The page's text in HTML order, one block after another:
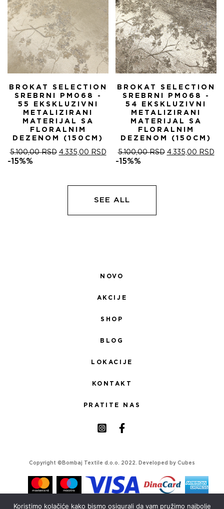
BROKAT SELECTION
SREBRNI PM068 -
55 EKSKLUZIVNI
METALIZIRANI
MATERIJAL SA
FLORALNIM
DEZENOM (150CM)
5.100,00RSD ОРИГИНАЛНА
5.100,00 RSD.
4.335,00 RSDТРЕНУТНА
ЦЕНА
-15%%
BROKAT SELECTION
SREBRNI PM068 -
54 EKSKLUZIVNI
METALIZIRANI
MATERIJAL SA
FLORALNIM
DEZENOM (150CM)
5.100,00RSD ОРИГИНАЛНА
4.335,00 RSD
-15%%
SEE ALL
NOVO
AKCIJE
SHOP
BLOG
LOKACIJE
KONTAKT
PRATITE NAS
Copyright ©Bombaj Textile d.o.o. 2022. Developed by Cubes
Koristimo kolačiće kako bismo osigurali da vam pružimo najbolje